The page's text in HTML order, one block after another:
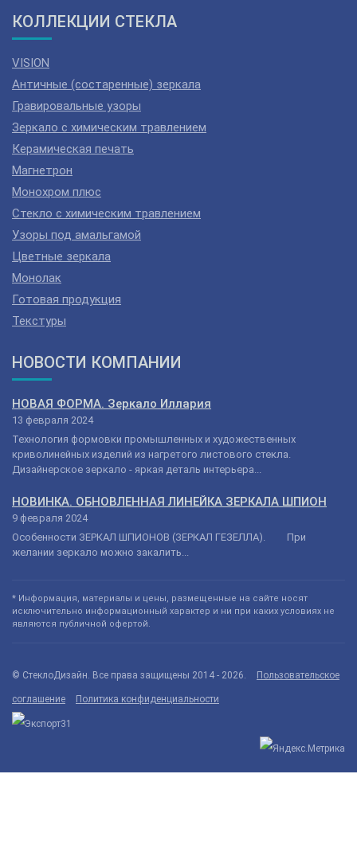
КОЛЛЕКЦИИ СТЕКЛА
VISION
Античные (состаренные) зеркала
Гравировальные узоры
Зеркало с химическим травлением
Керамическая печать
Магнетрон
Монохром плюс
Стекло с химическим травлением
Узоры под амальгамой
Цветные зеркала
Монолак
Готовая продукция
Текстуры
НОВОСТИ КОМПАНИИ
НОВАЯ ФОРМА. Зеркало Иллария
13 февраля 2024
Технология формовки промышленных и художественных
криволинейных изделий из нагретого листового стекла.
Дизайнерское зеркало - яркая деталь интерьера...
НОВИНКА. ОБНОВЛЕННАЯ ЛИНЕЙКА ЗЕРКАЛА ШПИОН
9 февраля 2024
Особенности ЗЕРКАЛ ШПИОНОВ (ЗЕРКАЛ ГЕЗЕЛЛА). При
желании зеркало можно закалить...
* Информация, материалы и цены, размещенные на сайте носят
исключительно информационный характер и ни при каких условиях не
являются публичной офертой.
© СтеклоДизайн. Все права защищены 2014 - 2026. Пользовательское
соглашение Политика конфиденциальности